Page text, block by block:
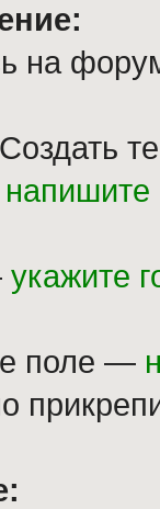
на
напишите
укажите
поле —